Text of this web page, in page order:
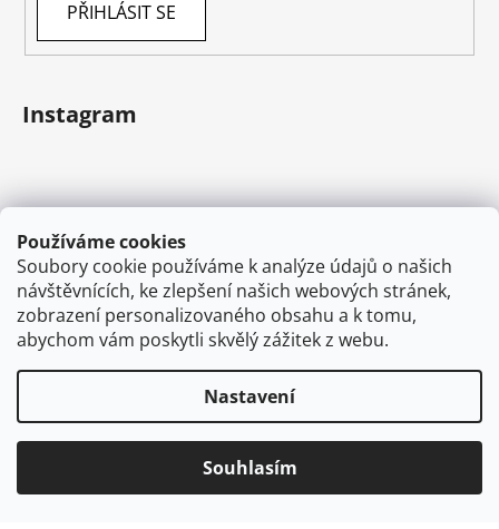
Používáme cookies
Soubory cookie používáme k analýze údajů o našich
návštěvnících, ke zlepšení našich webových stránek,
zobrazení personalizovaného obsahu a k tomu,
abychom vám poskytli skvělý zážitek z webu.
Nastavení
Souhlasím
PŘIHLÁSIT SE
Instagram
Sledovat na Instagramu
Vytvořil Shoptet